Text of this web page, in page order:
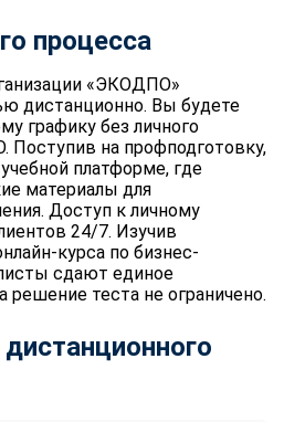
процесса
«ЭКОДПО»
дистанционно. Вы будете
графику без личного
Поступив на профподготовку,
платформе, где
материалы для
Доступ к личному
24/7. Изучив
курса по бизнес-
сдают единое
решение теста не ограничено.